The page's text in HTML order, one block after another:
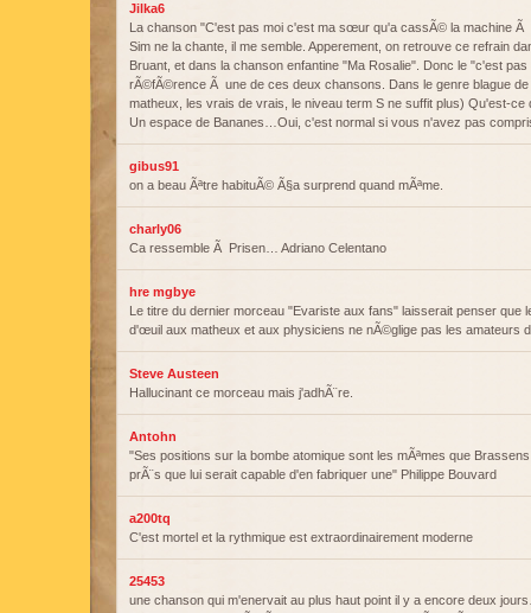
Jilka6
La chanson "C'est pas moi c'est ma sœur qu'a cassÃ© la machine Ã
Sim ne la chante, il me semble. Apperement, on retrouve ce refrain
Bruant, et dans la chanson enfantine "Ma Rosalie". Donc le "c'est
rÃ©fÃ©rence Ã une de ces deux chansons. Dans le genre blague
matheux, les vrais de vrais, le niveau term S ne suffit plus) Qu'est-ce
Un espace de Bananes…Oui, c'est normal si vous n'avez pas
gibus91
on a beau Ãªtre habituÃ© Ã§a surprend quand mÃªme.
charly06
Ca ressemble Ã Prisen… Adriano Celentano
hre mgbye
Le titre du dernier morceau "Evariste aux fans" laisserait penser que
d'œuil aux matheux et aux physiciens ne nÃ©glige pas les amateurs
Steve Austeen
Hallucinant ce morceau mais j'adhÃ¨re.
Antohn
"Ses positions sur la bombe atomique sont les mÃªmes que
prÃ¨s que lui serait capable d'en fabriquer une" Philippe Bouvard
a200tq
C'est mortel et la rythmique est extraordinairement moderne
25453
une chanson qui m'enervait au plus haut point il y a encore deux